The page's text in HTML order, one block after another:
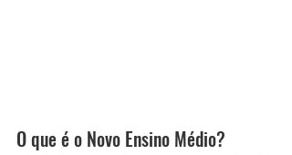
O que é o Novo Ensino Médio?